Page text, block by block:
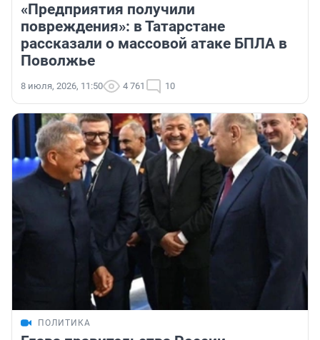
«Предприятия получили
повреждения»: в Татарстане
рассказали о массовой атаке БПЛА в
Поволжье
8 июля, 2026, 11:50 4 761 10
ПОЛИТИКА